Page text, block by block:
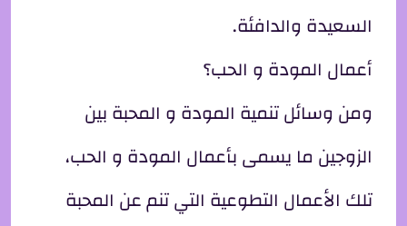
السعيدة والدافئة.
أعمال المودة و الحب؟
ومن وسائل تنمية المودة و المحبة بين
الزوجين ما يسمى بأعمال المودة و الحب،
تلك الأعمال التطوعية التي تنم عن المحبة